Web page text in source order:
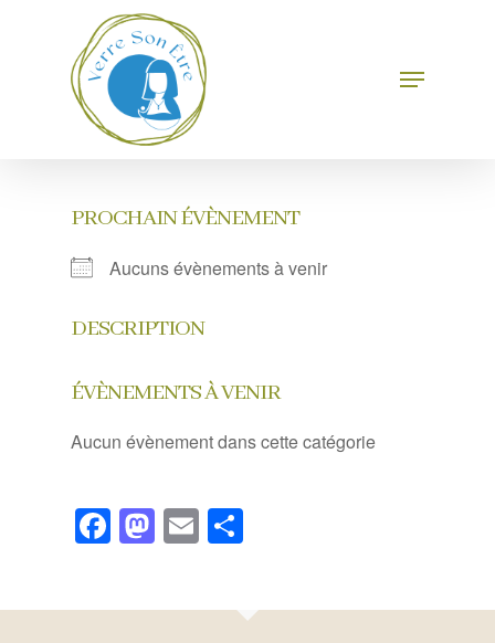
Menu
PROCHAIN ÉVÈNEMENT
Aucuns évènements à venir
DESCRIPTION
ÉVÈNEMENTS À VENIR
Aucun évènement dans cette catégorie
Facebook
Mastodon
Email